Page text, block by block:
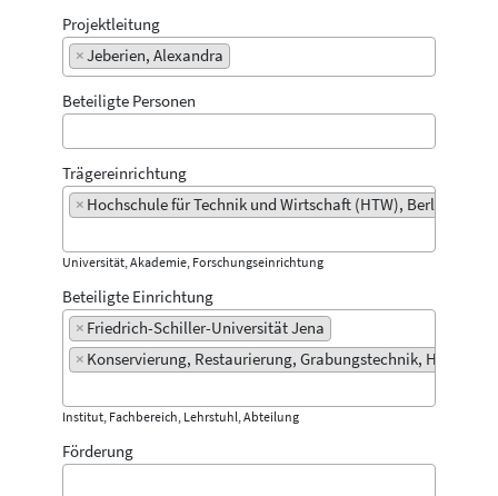
Projektleitung
×Jeberien, Alexandra
Beteiligte Personen
Trägereinrichtung
× Hochschule für Technik und Wirtschaft (HTW), Berlin
Universität, Akademie, Forschungseinrichtung
Beteiligte Einrichtung
× Friedrich-Schiller-Universität Jena
× Konservierung, Restaurierung, Grabungstechnik, HTW
Institut, Fachbereich, Lehrstuhl, Abteilung
Förderung